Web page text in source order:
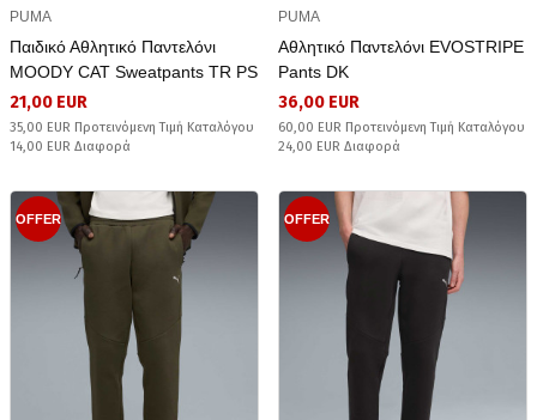
PUMA
Παιδικό Αθλητικό Παντελόνι
MOODY CAT Sweatpants TR PS
21,00 EUR
35,00 EUR Προτεινόμενη Τιμή Καταλόγου
14,00 EUR Διαφορά
PUMA
Αθλητικό Παντελόνι EVOSTRIPE
Pants DK
36,00 EUR
60,00 EUR Προτεινόμενη Τιμή Καταλόγου
24,00 EUR Διαφορά
OFFER OFFER